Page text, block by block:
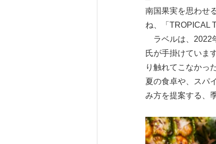
南国果実を思わせ
ね、「TROPICAL
ラベルは、2022
氏が手掛けていま
り触れてこなかっ
夏の食卓や、スパ
み方を提案する、